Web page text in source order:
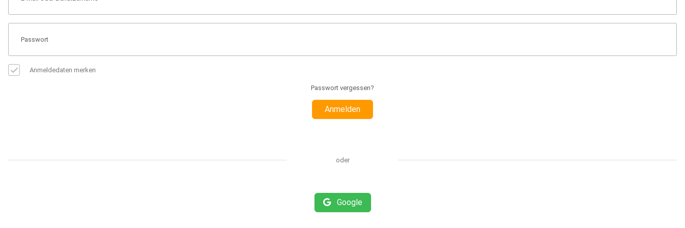
Anmeldedaten merken
Passwort vergessen?
Anmelden
oder
Google